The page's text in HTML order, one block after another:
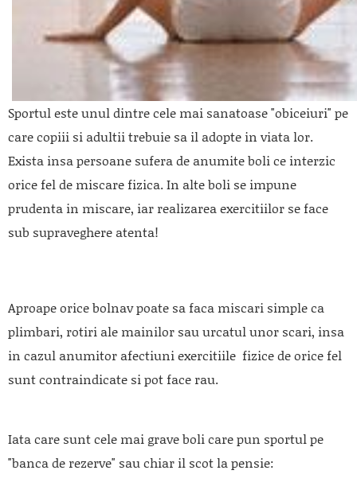
Sportul este unul dintre cele mai sanatoase "obiceiuri" pe
care copiii si adultii trebuie sa il adopte in viata lor.
Exista insa persoane sufera de anumite boli ce interzic
orice fel de miscare fizica. In alte boli se impune
prudenta in miscare, iar realizarea exercitiilor se face
sub supraveghere atenta!
Aproape orice bolnav poate sa faca miscari simple ca
plimbari, rotiri ale mainilor sau urcatul unor scari, insa
in cazul anumitor afectiuni exercitiile fizice de orice fel
sunt contraindicate si pot face rau.
Iata care sunt cele mai grave boli care pun sportul pe
"banca de rezerve" sau chiar il scot la pensie: